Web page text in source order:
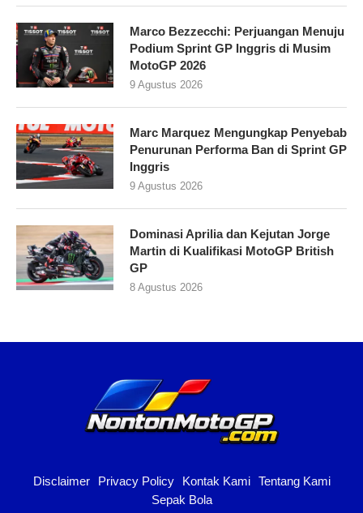
Marco Bezzecchi: Perjuangan Menuju
Podium Sprint GP Inggris di Musim
MotoGP 2026
9 Agustus 2026
Marc Marquez Mengungkap Penyebab
Penurunan Performa Ban di Sprint GP
Inggris
9 Agustus 2026
Dominasi Aprilia dan Kejutan Jorge
Martin di Kualifikasi MotoGP British
GP
8 Agustus 2026
Disclaimer Privacy Policy Kontak Kami
Tentang Kami
Sepak Bola